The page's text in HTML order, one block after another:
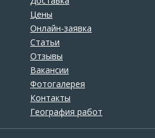
Цены
Онлайн-заявка
Статьи
Отзывы
Вакансии
Фотогалерея
Контакты
География работ